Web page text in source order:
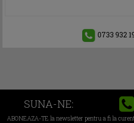
0733 932
SUNA-NE:
ABONEAZA-TE la newsletter pentru a fi la